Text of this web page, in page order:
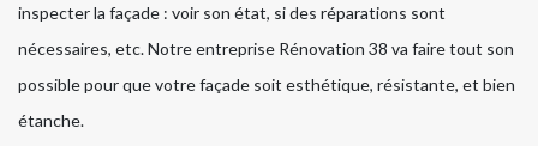
inspecter la façade : voir son état, si des réparations sont
nécessaires, etc. Notre entreprise Rénovation 38 va faire tout son
possible pour que votre façade soit esthétique, résistante, et bien
étanche.